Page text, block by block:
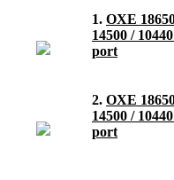
1. OXE
14500 /
port
2. OXE
14500 /
port